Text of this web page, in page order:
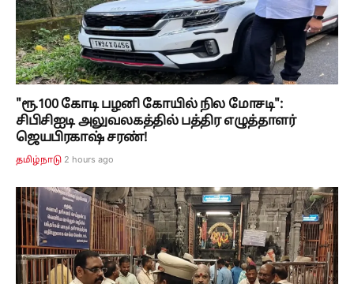
"ரூ.100 கோடி பழனி கோயில் நில மோசடி":
சிபிசிஐடி அலுவலகத்தில் பத்திர எழுத்தாளர்
ஜெயபிரகாஷ் சரண்!
தமிழ்நாடு 2 hours ago